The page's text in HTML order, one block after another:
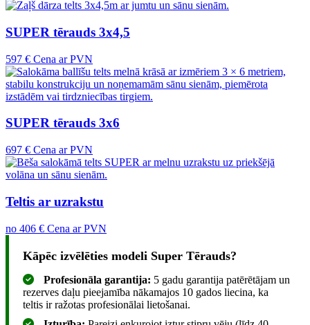
SUPER tērauds 3x4,5
597 € Cena ar PVN
SUPER tērauds 3x6
697 € Cena ar PVN
Teltis ar uzrakstu
no 406 € Cena ar PVN
Kāpēc izvēlēties modeli Super Tērauds?
Profesionāla garantija: 5 gadu garantija patērētājam un
rezerves daļu pieejamība nākamajos 10 gados liecina, ka
teltis ir ražotas profesionālai lietošanai.